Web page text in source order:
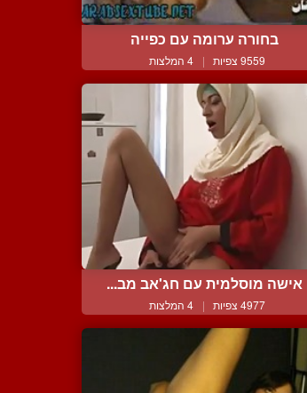
בחורה ערומה עם כפייה
9559 צפיות | 4 המלצות
אישה מוסלמית עם חג'אב מב...
4977 צפיות | 4 המלצות